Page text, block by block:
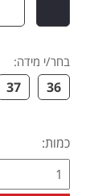
בחר/י מידה:
36
37
כמות: